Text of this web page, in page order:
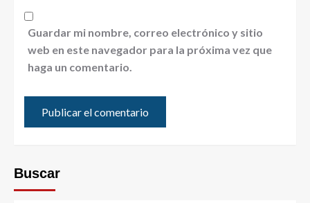
Guardar mi nombre, correo electrónico y sitio
web en este navegador para la próxima vez que
haga un comentario.
Buscar